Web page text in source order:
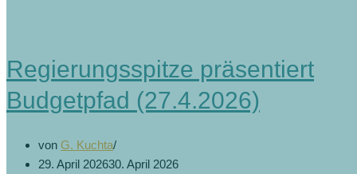
(21.5.2026)
Regierungsspitze präsentiert
Budgetpfad (27.4.2026)
von G. Kuchta
29. April 202630. April 2026